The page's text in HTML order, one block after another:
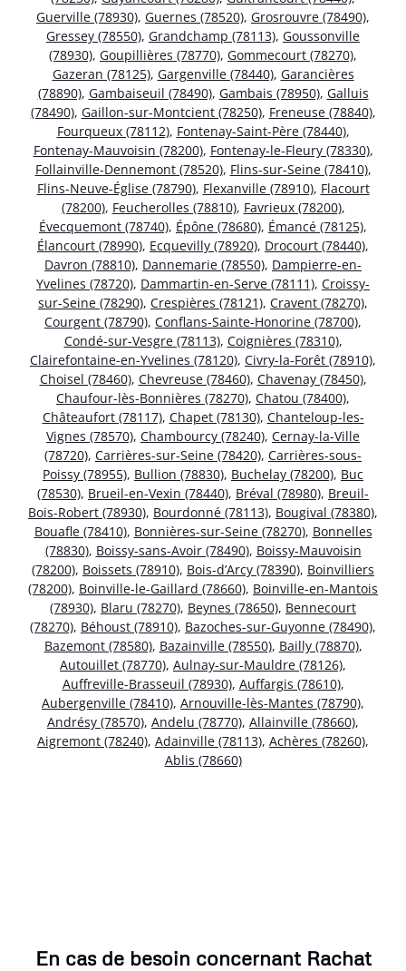
Guerville (78930), Guernes (78520), Grosrouvre (78490),
Gressey (78550), Grandchamp (78113), Goussonville
(78930), Goupillières (78770), Gommecourt (78270),
Gazeran (78125), Gargenville (78440), Garancières
(78890), Gambaiseuil (78490), Gambais (78950), Galluis
(78490), Gaillon-sur-Montcient (78250), Freneuse (78840),
Fourqueux (78112), Fontenay-Saint-Père (78440),
Fontenay-Mauvoisin (78200), Fontenay-le-Fleury (78330),
Follainville-Dennemont (78520), Flins-sur-Seine (78410),
Flins-Neuve-Église (78790), Flexanville (78910), Flacourt
(78200), Feucherolles (78810), Favrieux (78200),
Évecquemont (78740), Épône (78680), Émancé (78125),
Élancourt (78990), Ecquevilly (78920), Drocourt (78440),
Davron (78810), Dannemarie (78550), Dampierre-en-
Yvelines (78720), Dammartin-en-Serve (78111), Croissy-
sur-Seine (78290), Crespières (78121), Cravent (78270),
Courgent (78790), Conflans-Sainte-Honorine (78700),
Condé-sur-Vesgre (78113), Coignières (78310),
Clairefontaine-en-Yvelines (78120), Civry-la-Forêt (78910),
Choisel (78460), Chevreuse (78460), Chavenay (78450),
Chaufour-lès-Bonnières (78270), Chatou (78400),
Châteaufort (78117), Chapet (78130), Chanteloup-les-
Vignes (78570), Chambourcy (78240), Cernay-la-Ville
(78720), Carrières-sur-Seine (78420), Carrières-sous-
Poissy (78955), Bullion (78830), Buchelay (78200), Buc
(78530), Brueil-en-Vexin (78440), Bréval (78980), Breuil-
Bois-Robert (78930), Bourdonné (78113), Bougival (78380),
Bouafle (78410), Bonnières-sur-Seine (78270), Bonnelles
(78830), Boissy-sans-Avoir (78490), Boissy-Mauvoisin
(78200), Boissets (78910), Bois-d’Arcy (78390), Boinvilliers
(78200), Boinville-le-Gaillard (78660), Boinville-en-Mantois
(78930), Blaru (78270), Beynes (78650), Bennecourt
(78270), Béhoust (78910), Bazoches-sur-Guyonne (78490),
Bazemont (78580), Bazainville (78550), Bailly (78870),
Autouillet (78770), Aulnay-sur-Mauldre (78126),
Auffreville-Brasseuil (78930), Auffargis (78610),
Aubergenville (78410), Arnouville-lès-Mantes (78790),
Andrésy (78570), Andelu (78770), Allainville (78660),
Aigremont (78240), Adainville (78113), Achères (78260),
Ablis (78660)
En cas de besoin concernant Rachat